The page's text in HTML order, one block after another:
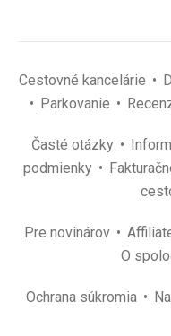
Cestovné kancelárie
Parkovanie
Časté otázky
podmienky
Pre novinárov
O
Ochrana súkromia